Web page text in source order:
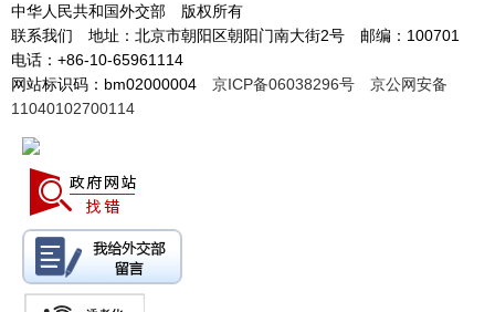
中华人民共和国外交部 版权所有
联系我们 地址：北京市朝阳区朝阳门南大街2号 邮编：100701
电话：+86-10-65961114
网站标识码：bm02000004 京ICP备06038296号
京公网安备
11040102700114